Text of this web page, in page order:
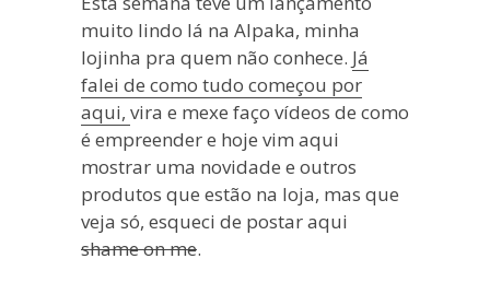
muito lindo lá na Alpaka, minha
lojinha pra quem não conhece. Já
falei de como tudo começou por
aqui, vira e mexe faço vídeos de como
é empreender e hoje vim aqui
mostrar uma novidade e outros
produtos que estão na loja, mas que
veja só, esqueci de postar aqui
shame on me.